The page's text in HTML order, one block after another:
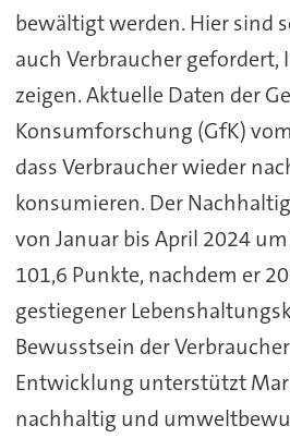
bewältigt werden. Hier sind
auch Verbraucher
zeigen. Aktuelle Daten der
Konsumforschung (GfK)
dass Verbraucher wieder
konsumieren. Der
von Januar bis April 2024
101,6 Punkte, nachdem er
gestiegener
Bewusstsein der
Entwicklung unterstützt
nachhaltig und